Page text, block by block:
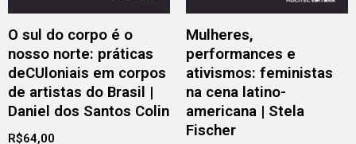
O sul do corpo é o
nosso norte: práticas
deCUloniais em corpos
de artistas do Brasil |
Daniel dos Santos Colin
R$64,00
Mulheres,
performances e
ativismos: feministas
na cena latino-
americana | Stela
Fischer